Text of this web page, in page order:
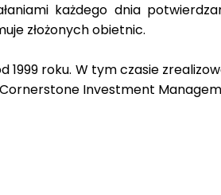
każdego dnia
złożonych obietnic.
1999 roku. W tym czasie
Cornerstone Investment